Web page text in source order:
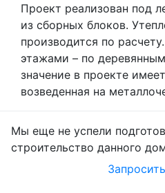
Проект реализован под
из сборных блоков.
производится по
этажами – по
значение в проекте
возведенная на
Мы еще не успели
строительство данного